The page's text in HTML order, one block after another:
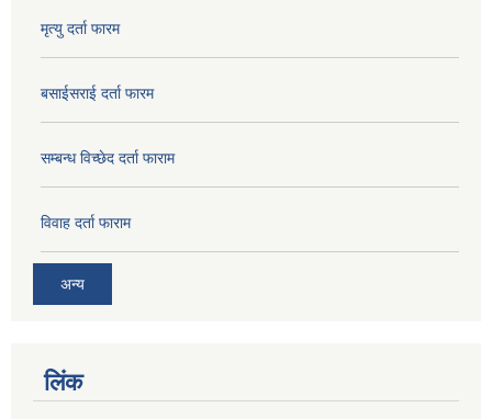
मृत्यु दर्ता फारम
बसाईसराई दर्ता फारम
सम्बन्ध विच्छेद दर्ता फाराम
विवाह दर्ता फाराम
अन्य
लिंक